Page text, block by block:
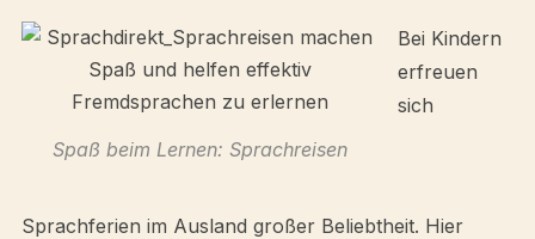
Spaß beim Lernen: Sprachreisen
Bei Kindern
erfreuen
sich
Sprachferien im Ausland großer Beliebtheit. Hier